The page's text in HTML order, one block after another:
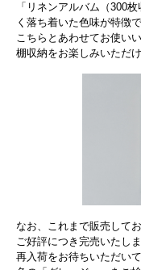
「リネンアルバム（300
く落ち着いた色味が特徴で
こちらとあわせてお使い
棚収納をお楽しみいただけ
なお、これまで販売して
ご好評につき完売いたしま
再入荷をお待ちいただい